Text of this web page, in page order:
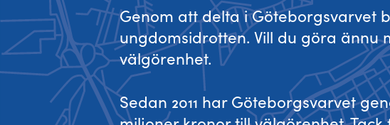
Genom att delta i Göteborgsvarvet
ungdomsidrotten. Vill du göra ännu
välgörenhet.
Sedan 2011 har Göteborgsvarvet